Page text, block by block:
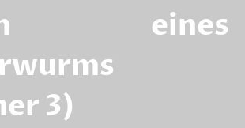
eines
3)